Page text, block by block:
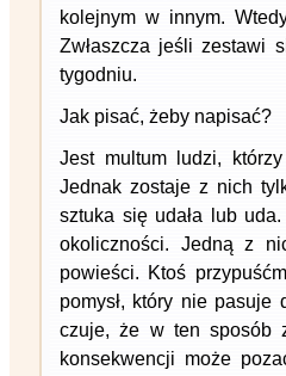
kolejnym w innym.
Zwłaszcza jeśli zestawi
tygodniu.
Jak pisać, żeby napisać?
Jest multum ludzi,
Jednak zostaje z nich
sztuka się udała lub
okoliczności. Jedną z
powieści. Ktoś
pomysł, który nie
czuje, że w ten sposób
konsekwencji może